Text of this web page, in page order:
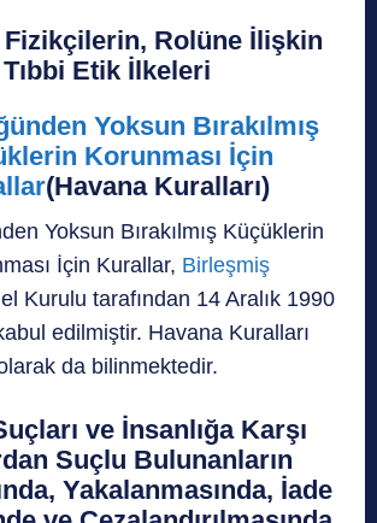
Rolüne İlişkin
Tıbbi Etik İlkeleri
Yoksun Bırakılmış
Korunması İçin
(Havana Kuralları)
Yoksun Bırakılmış Küçüklerin
İçin Kurallar, Birleşmiş
Kurulu tarafından 14 Aralık 1990
edilmiştir. Havana Kuralları
da bilinmektedir.
ve İnsanlığa Karşı
Suçlu Bulunanların
Yakalanmasında, İade